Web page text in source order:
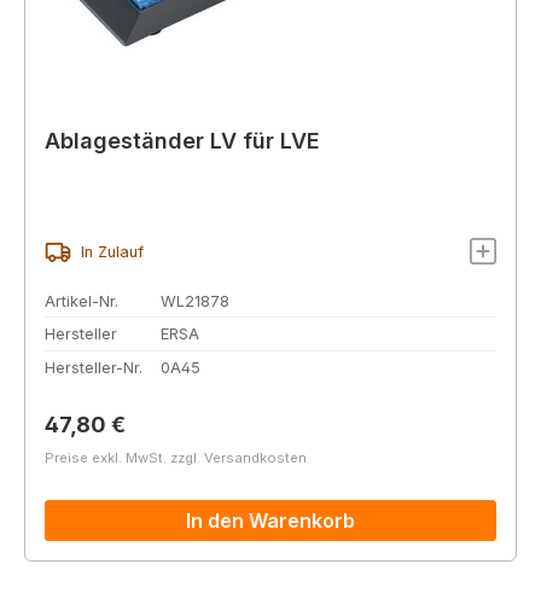
Ablageständer LV für LVE
In Zulauf
Artikel-Nr.
WL21878
Hersteller
ERSA
Hersteller-Nr.
0A45
Regulärer Preis:
47,80 €
Preise exkl. MwSt. zzgl. Versandkosten
In den Warenkorb